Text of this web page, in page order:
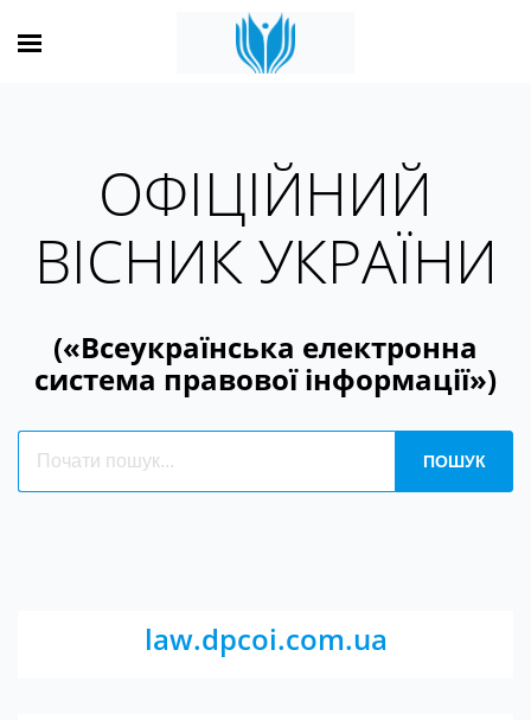
ОФІЦІЙНИЙ
ВІСНИК УКРАЇНИ
(«Всеукраїнська електронна
система правової інформації»)
law.dpcoi.com.ua